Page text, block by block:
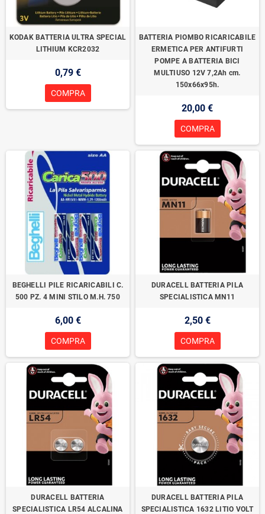
KODAK BATTERIA ULTRA SPECIAL
LITHIUM KCR2032
0,79 €
COMPRA
BATTERIA PIOMBO RICARICABILE
ERMETICA PER ANTIFURTI
POMPE A BATTERIA BICI
MULTIUSO 12V 7,2Ah cm.
150x66x95h.
20,00 €
COMPRA
BEGHELLI PILE RICARICABILI C.
500 PZ. 4 MINI STILO M.H. 750
6,00 €
COMPRA
DURACELL BATTERIA PILA
SPECIALISTICA MN11
2,50 €
COMPRA
DURACELL BATTERIA
SPECIALISTICA LR54 ALCALINA
DURACELL BATTERIA PILA
SPECIALISTICA 1632 LITIO VOLT